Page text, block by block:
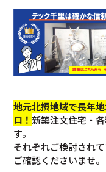
地元北摂地域で長年
ロ！新築注文住宅・
す。
それぞれご検討され
ご確認くださいませ。